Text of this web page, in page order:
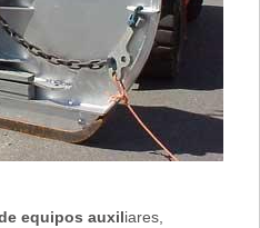
equipos auxiliares,